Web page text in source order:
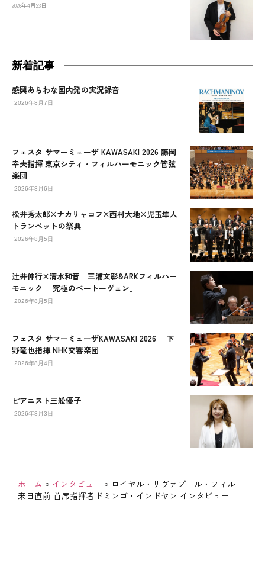
2026年4月23日
新着記事
感興あらわな国内発の実況録音
2026年8月7日
フェスタ サマーミューザ KAWASAKI 2026 藤岡
幸夫指揮 東京シティ・フィルハーモニック管弦
楽団
2026年8月6日
松井秀太郎×ナカリャコフ×西村大地×児玉隼人
トランペットの祭典
2026年8月5日
辻󠄀井伸行×清水和音 三浦文彰&ARKフィルハー
モニック 「究極のベートーヴェン」
2026年8月5日
フェスタ サマーミューザKAWASAKI 2026 下
野竜也指揮 NHK交響楽団
2026年8月4日
ピアニスト三舩優子
2026年8月3日
ホーム » インタビュー » ロイヤル・リヴァプール・フィル
来日直前 首席指揮者ドミンゴ・インドヤン インタビュー